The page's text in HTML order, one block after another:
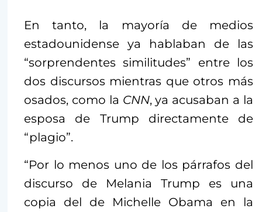
En tanto, la mayoría de medios
estadounidense ya hablaban de las
“sorprendentes similitudes” entre los
dos discursos mientras que otros más
osados, como la CNN, ya acusaban a la
esposa de Trump directamente de
“plagio”.
“Por lo menos uno de los párrafos del
discurso de Melania Trump es una
copia del de Michelle Obama en la